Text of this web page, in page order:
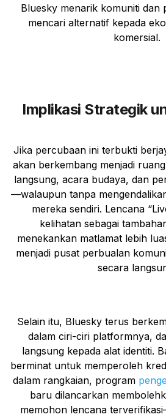
Bluesky menarik komuniti dan
mencari alternatif kepada
komersial.
Implikasi Strategik
Jika percubaan ini terbukti
akan berkembang menjadi
langsung, acara budaya, dan
—walaupun tanpa
mereka sendiri. Lencana
kelihatan sebagai
menekankan matlamat lebih
menjadi pusat perbualan
secara
Selain itu, Bluesky terus
dalam ciri-ciri platformnya,
langsung kepada alat identiti.
berminat untuk memperoleh
dalam rangkaian, program
baru dilancarkan
memohon lencana